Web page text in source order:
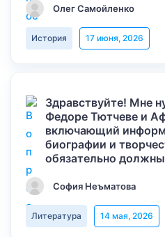
Олег Самойленко
История 17 июня, 2026
Здравствуйте! Мне
Федоре Тютчеве и
включающий
биографии и
обязательно должны
София Неъматова
Литература 14 мая, 2026